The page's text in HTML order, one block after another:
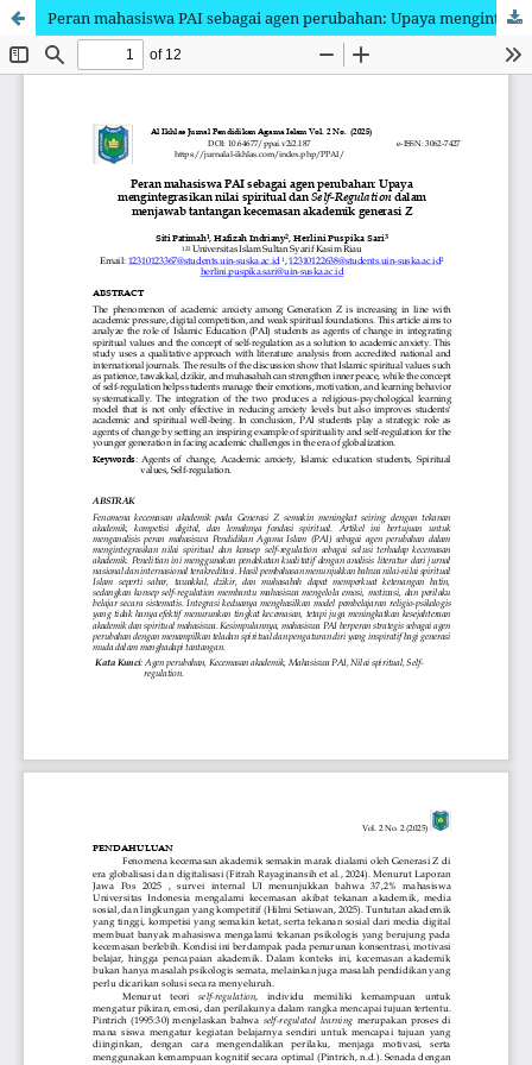
Peran mahasiswa PAI sebagai agen perubahan: Upaya mengintegrasikan nilai Spiritual dan Self-Regulation dalam menjawab tantangan kecemasan akademik generasi Z